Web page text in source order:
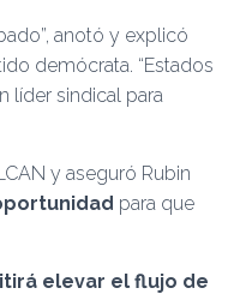
anotó y explicó
demócrata. “Estados
líder sindical para
y aseguró Rubin
para que
elevar el flujo de